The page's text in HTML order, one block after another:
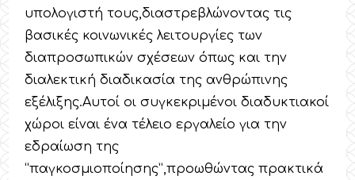
υπολογιστή τους,διαστρεβλώνοντας τις
βασικές κοινωνικές λειτουργίες των
διαπροσωπικών σχέσεων όπως και την
διαλεκτική διαδικασία της ανθρώπινης
εξέλιξης.Αυτοί οι συγκεκριμένοι διαδυκτιακοί
χώροι είναι ένα τέλειο εργαλείο για την
εδραίωση της
“παγκοσμιοποίησης”,προωθώντας πρακτικά